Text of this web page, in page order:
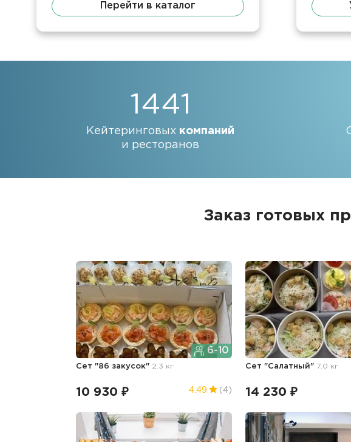
Перейти в каталог
1441
Кейтеринговых компаний
и ресторанов
Заказ готовых
6-10
Сет "86 закусок" 2.3 кг
10 930 ₽ 4.49 (4)
Сет "Салатный" 7.0 кг
14 230 ₽